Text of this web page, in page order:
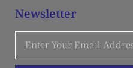
Newsletter